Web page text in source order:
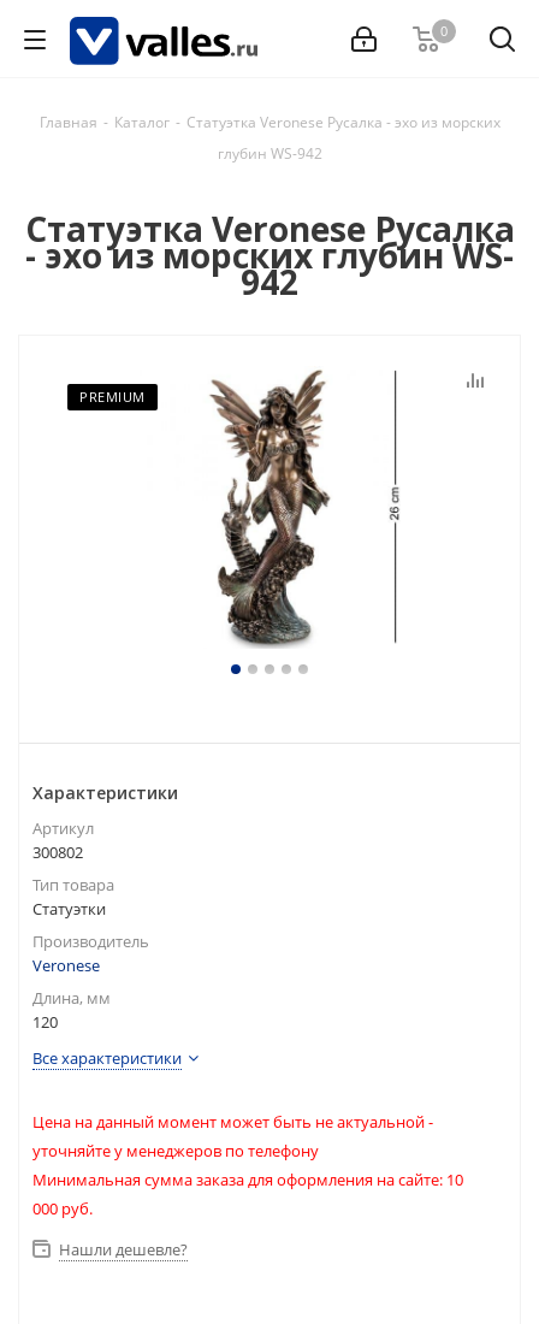
0
Главная - Каталог - Статуэтка Veronese Русалка - эхо из морских
глубин WS-942
Статуэтка Veronese Русалка
- эхо из морских глубин WS-
942
PREMIUM
Характеристики
Артикул
300802
Тип товара
Статуэтки
Производитель
Veronese
Длина, мм
120
Все характеристики
Цена на данный момент может быть не актуальной -
уточняйте у менеджеров по телефону
Минимальная сумма заказа для оформления на сайте: 10
000 руб.
Нашли дешевле?